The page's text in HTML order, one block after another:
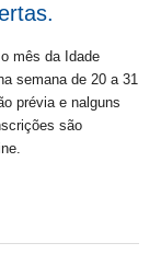
mês da Idade
semana de 20 a 31
prévia e nalguns
são